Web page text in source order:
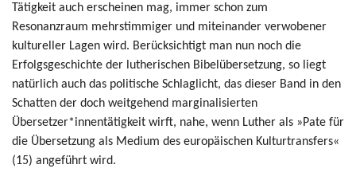
Tätigkeit auch erscheinen mag, immer schon zum
Resonanzraum mehrstimmiger und miteinander verwobener
kultureller Lagen wird. Berücksichtigt man nun noch die
Erfolgsgeschichte der lutherischen Bibelübersetzung, so liegt
natürlich auch das politische Schlaglicht, das dieser Band in den
Schatten der doch weitgehend marginalisierten
Übersetzer*innentätigkeit wirft, nahe, wenn Luther als »Pate für
die Übersetzung als Medium des europäischen Kulturtransfers«
(15) angeführt wird.